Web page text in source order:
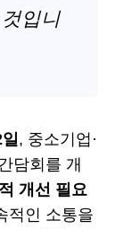
입니
, 중소기업·
담회를 개
개선 필요
적인 소통을